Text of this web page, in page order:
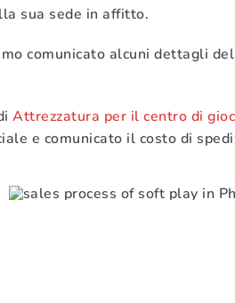
sua sede in affitto.
comunicato alcuni dettagli del
Attrezzatura per il centro di
e comunicato il costo di